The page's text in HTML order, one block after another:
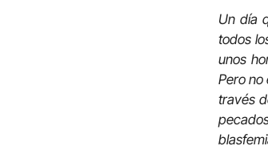
Un día
todos
unos
Pero no
través